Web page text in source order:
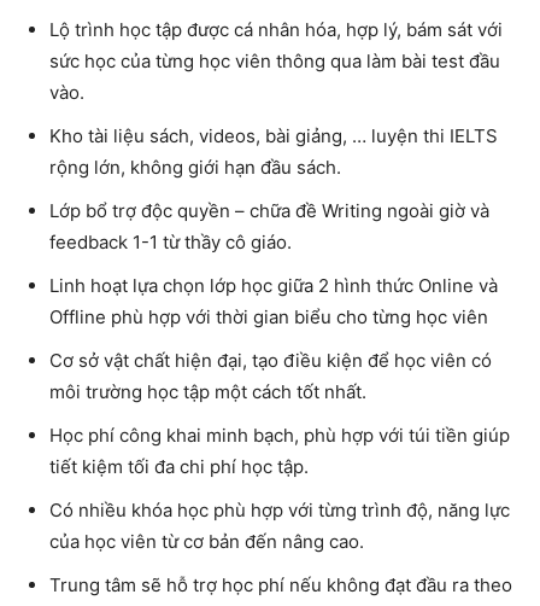
Lộ trình học tập được cá nhân hóa, hợp lý, bám sát với
sức học của từng học viên thông qua làm bài test đầu
vào.
Kho tài liệu sách, videos, bài giảng, … luyện thi IELTS
rộng lớn, không giới hạn đầu sách.
Lớp bổ trợ độc quyền – chữa đề Writing ngoài giờ và
feedback 1-1 từ thầy cô giáo.
Linh hoạt lựa chọn lớp học giữa 2 hình thức Online và
Offline phù hợp với thời gian biểu cho từng học viên
Cơ sở vật chất hiện đại, tạo điều kiện để học viên có
môi trường học tập một cách tốt nhất.
Học phí công khai minh bạch, phù hợp với túi tiền giúp
tiết kiệm tối đa chi phí học tập.
Có nhiều khóa học phù hợp với từng trình độ, năng lực
của học viên từ cơ bản đến nâng cao.
Trung tâm sẽ hỗ trợ học phí nếu không đạt đầu ra theo